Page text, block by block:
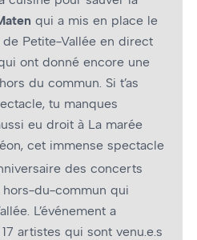
qui a mis en place le
Petite-Vallée en direct
ont donné encore une
du commun. Si t’as
tu manques
eu droit à La marée
cet immense spectacle
des concerts
du-commun qui
L’événement a
artistes qui sont venu.e.s